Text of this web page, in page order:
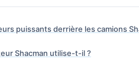
puissants derrière les camions
Shacman utilise-t-il ?